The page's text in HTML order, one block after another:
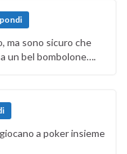
ma sono sicuro che
un bel bombolone….
a poker insieme